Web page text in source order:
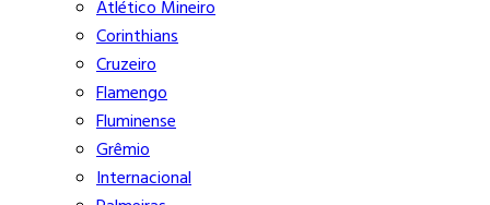
Atlético Mineiro
Corinthians
Cruzeiro
Flamengo
Fluminense
Grêmio
Internacional